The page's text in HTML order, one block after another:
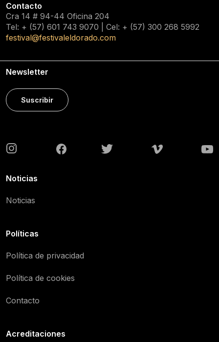
Contacto
Cra 14 # 94-44 Oficina 204
Tel: + (57) 601 743 9070 | Cel: + (57) 300 268 5992
festival@festivaleldorado.com
Newsletter
Suscribir
Noticias
Noticias
Políticas
Política de privacidad
Política de cookies
Contacto
Acreditaciones